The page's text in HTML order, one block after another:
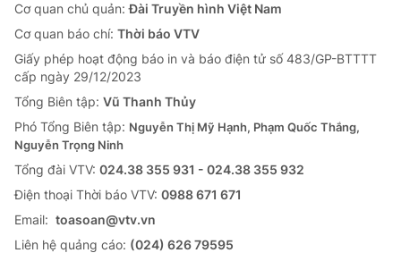
Cơ quan chủ quản:Đài Truyền hình Việt Nam
Cơ quan báo chí: Thời báo VTV
Giấy phép hoạt động báo in và báo điện tử số 483/GP-BTTTT
cấp ngày 29/12/2023
Tổng Biên tập: Vũ Thanh Thủy
Phó Tổng Biên tập: Nguyễn Thị Mỹ Hạnh, Phạm Quốc Thắng,
Nguyễn Trọng Ninh
Tổng đài VTV: 024.38 355 931 - 024.38 355 932
Ðiện thoại Thời báo VTV: 0988 671 671
Email: toasoan@vtv.vn
Liên hệ quảng cáo: (024) 626 79595